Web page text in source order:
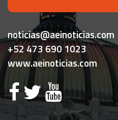
noticias@aeinoticias.com
+52 473 690 1023
www.aeinoticias.com